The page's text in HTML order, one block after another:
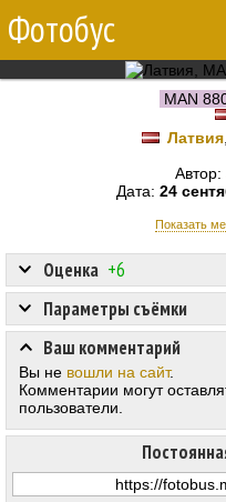
Фотобус
MAN
Латвия
Автор:
Дата: 24
Показать
Оценка +6
Параметры съёмки
Ваш комментарий
Вы не вошли на сайт.
Комментарии могут
пользователи.